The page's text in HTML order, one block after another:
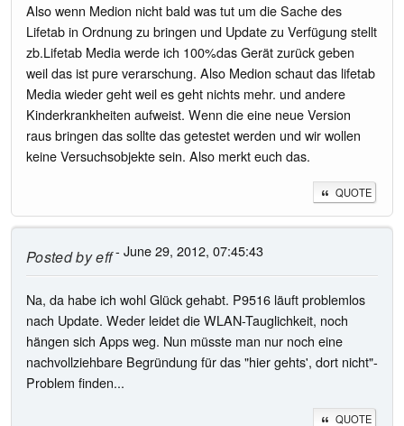
Also wenn Medion nicht bald was tut um die Sache des
Lifetab in Ordnung zu bringen und Update zu Verfügung stellt
zb.Lifetab Media werde ich 100%das Gerät zurück geben
weil das ist pure verarschung. Also Medion schaut das lifetab
Media wieder geht weil es geht nichts mehr. und andere
Kinderkrankheiten aufweist. Wenn die eine neue Version
raus bringen das sollte das getestet werden und wir wollen
keine Versuchsobjekte sein. Also merkt euch das.
QUOTE
Posted byeff- June 29, 2012, 07:45:43
Na, da habe ich wohl Glück gehabt. P9516 läuft problemlos
nach Update. Weder leidet die WLAN-Tauglichkeit, noch
hängen sich Apps weg. Nun müsste man nur noch eine
nachvollziehbare Begründung für das "hier gehts', dort nicht"-
Problem finden...
QUOTE